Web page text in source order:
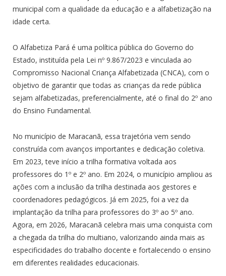
municipal com a qualidade da educação e a alfabetização na
idade certa.
O Alfabetiza Pará é uma política pública do Governo do
Estado, instituída pela Lei nº 9.867/2023 e vinculada ao
Compromisso Nacional Criança Alfabetizada (CNCA), com o
objetivo de garantir que todas as crianças da rede pública
sejam alfabetizadas, preferencialmente, até o final do 2º ano
do Ensino Fundamental.
No município de Maracanã, essa trajetória vem sendo
construída com avanços importantes e dedicação coletiva.
Em 2023, teve início a trilha formativa voltada aos
professores do 1º e 2º ano. Em 2024, o município ampliou as
ações com a inclusão da trilha destinada aos gestores e
coordenadores pedagógicos. Já em 2025, foi a vez da
implantação da trilha para professores do 3º ao 5º ano.
Agora, em 2026, Maracanã celebra mais uma conquista com
a chegada da trilha do multiano, valorizando ainda mais as
especificidades do trabalho docente e fortalecendo o ensino
em diferentes realidades educacionais.